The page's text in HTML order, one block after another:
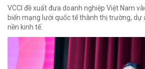
VCCI đề xuất đưa doanh nghiệp Việt Nam
biến mạng lưới quốc tế thành thị trường, dự
nền kinh tế.